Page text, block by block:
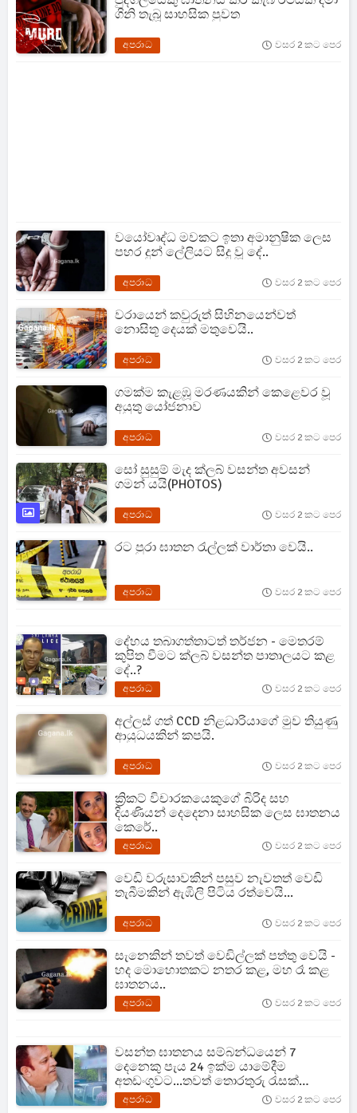
ගිනි තැබූ සාහසික පුවත
අපරාධ වසර 2 කට පෙර
වයෝවෘද්ධ මවකට ඉතා අමානුෂික ලෙස
පහර දුන් ලේලියට සිදු වූ දේ..
අපරාධ වසර 2 කට පෙර
වරායෙන් කවුරුත් සිහිනයෙන්වත්
නොසිතූ දෙයක් මතුවෙයි..
අපරාධ වසර 2 කට පෙර
ගමක්ම කැළඹූ මරණයකින් කෙළෙවර වූ
අයුතු යෝජනාව
අපරාධ වසර 2 කට පෙර
සෝ සුසුම් මැද ක්ලබ් වසන්ත අවසන්
ගමන් යයි(PHOTOS)
අපරාධ වසර 2 කට පෙර
රට පුරා ඝාතන රැල්ලක් වාර්තා වෙයි..
අපරාධ වසර 2 කට පෙර
දේහය තබාගත්තාටත් තර්ජන - මෙතරම්
කුපිත වීමට ක්ලබ් වසන්ත පාතාලයට කළ
දේ..?
අපරාධ වසර 2 කට පෙර
අල්ලස් ගත් CCD නිළධාරියාගේ මුව තියුණු
ආයුධයකින් කපයි.
අපරාධ වසර 2 කට පෙර
ක්‍රිකට් විචාරකයෙකුගේ බිරිද සහ
දියණියන් දෙදෙනා සාහසික ලෙස ඝාතනය
කෙරේ..
අපරාධ වසර 2 කට පෙර
වෙඩි වරුසාවකින් පසුව නැවතත් වෙඩි
තැබීමකින් ඇඹිලි පිටිය රත්වෙයි...
අපරාධ වසර 2 කට පෙර
සැනෙකින් තවත් වෙඩිල්ලක් පත්තු වෙයි -
හද මොහොතකට නතර කළ, මහ රෑ කළ
ඝාතනය..
අපරාධ වසර 2 කට පෙර
වසන්ත ඝාතනය සම්බන්ධයෙන් 7
දෙනෙකු පැය 24 ඉක්ම යාමේදීම
අතඩංගුවට...තවත් තොරතුරු රැසක්
එළියට...
අපරාධ වසර 2 කට පෙර